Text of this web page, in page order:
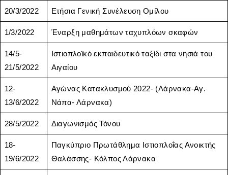
20/3/2022 Ετήσια Γενική Συνέλευση Ομίλου
1/3/2022 Έναρξη μαθημάτων ταχυπλόων σκαφών
14/5-
21/5/2022
Ιστιοπλοϊκό εκπαιδευτικό ταξίδι στα νησιά του
Αιγαίου
12-
13/6/2022
Αγώνας Κατακλυσμού 2022- (Λάρνακα-Αγ.
Νάπα- Λάρνακα)
28/5/2022 Διαγωνισμός Τόνου
18-
19/6/2022
Παγκύπριο Πρωτάθλημα Ιστιοπλοΐας Ανοικτής
Θαλάσσης- Κόλπος Λάρνακα